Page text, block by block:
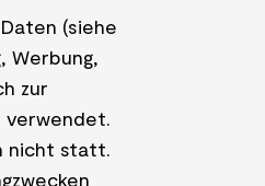
(siehe
Werbung,
zur
verwendet.
nicht statt.